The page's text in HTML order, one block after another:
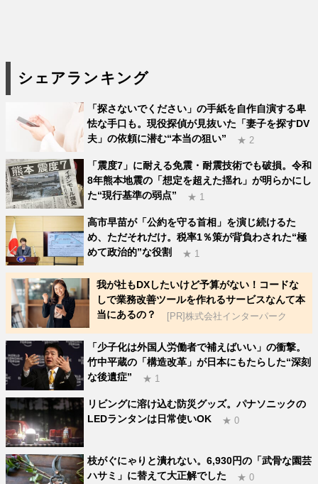
シェアランキング
「探さないでください」の手紙を自作自演する卑
怯な手口も。現役探偵が見抜いた「妻子を探すDV
夫」の依頼に潜む“本当の狙い”
★ 2
「震度7」に耐える免震・耐震技術でも破損。令和
8年熊本地震の「想定を超えた揺れ」が明らかにし
た“現行基準の弱点”
★ 1
高市早苗が「公約を守る首相」を演じ続けるた
め、ただそれだけ。税率1％策が背負わされた“極
めて政治的”な役割
★ 1
我が社もDXしたいけど予算がない！コードな
しで業務改善ツールを作れるサービスなんて本
当にあるの？
[PR]株式会社インターパーク
「少子化は外国人労働者で補えばいい」の衝撃。
竹中平蔵の「構造改革」が日本にもたらした“深刻
な後遺症”
★ 1
リビングに溶け込む防災グッズ。パナソニックの
LEDランタンは日常使いOK
★ 0
枝がぐにゃりと潰れない。6,930円の「武骨な園芸
ハサミ」に替えて大正解でした
★ 0